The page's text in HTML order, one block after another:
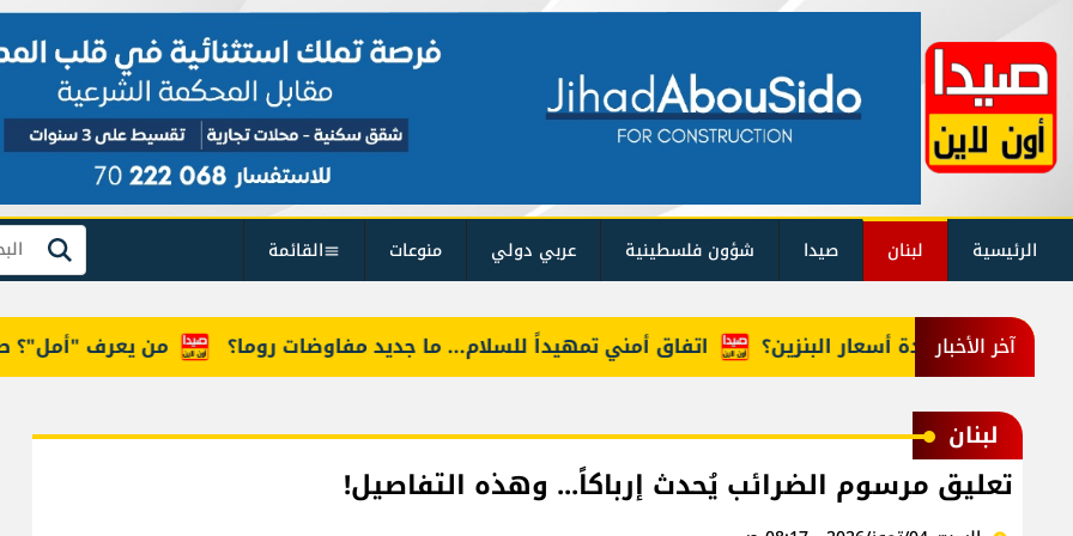
الرئيسية لبنان صيدا شؤون فلسطينية عربي دولي منوعات القائمة بحث
آخر الأخبار من يعرف "أمل"؟ طفلة اتفاق أمني تمهيداً للسلام... ما جديد مفاوضات روما؟ حقيقة زيادة أسعار البنزين؟
لبنان
تعليق مرسوم الضرائب يُحدث إرباكاً... وهذه التفاصيل!